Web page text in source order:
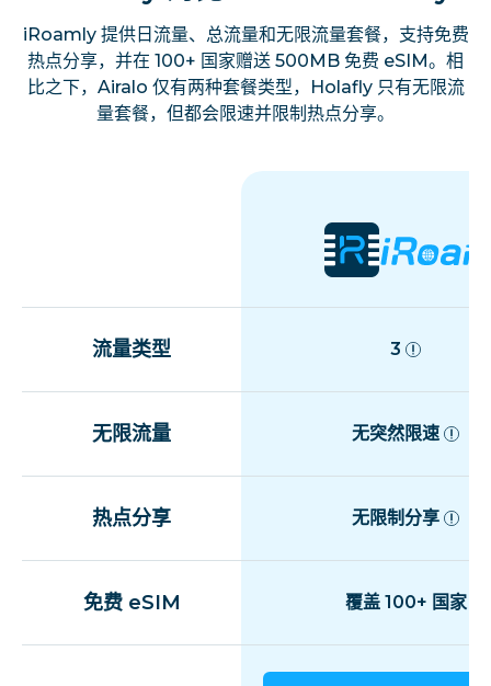
iRoamly 提供日流量、总流量和无限流量套餐，支持免费
热点分享，并在 100+ 国家赠送 500MB 免费 eSIM。相
比之下，Airalo 仅有两种套餐类型，Holafly 只有无限流
量套餐，但都会限速并限制热点分享。
流量类型 3
无限流量 无突然限速
热点分享 无限制分享
免费 eSIM 覆盖 100+ 国家